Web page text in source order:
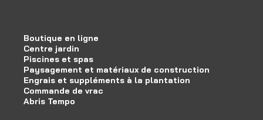
Boutique en ligne
Centre jardin
Piscines et spas
Paysagement et matériaux de construction
Engrais et suppléments à la plantation
Commande de vrac
Abris Tempo